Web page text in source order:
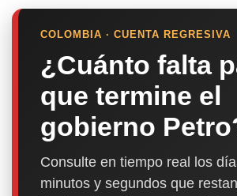
COLOMBIA · CUENTA REGRESIVA
¿Cuánto falta
que termine el
gobierno
Consulte en tiempo real los
minutos y segundos que